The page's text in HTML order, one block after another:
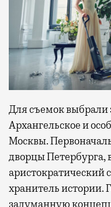
Для съемок
Архангельское и
Москвы.
дворцы Петербурга,
аристократический
хранитель истории.
задуманную